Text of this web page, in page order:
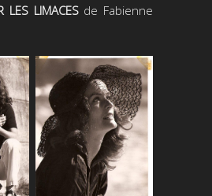
LES LIMACES de Fabienne